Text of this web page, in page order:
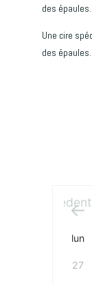
des épaules.
Une cire
des épaules.
Précédent
lun
27